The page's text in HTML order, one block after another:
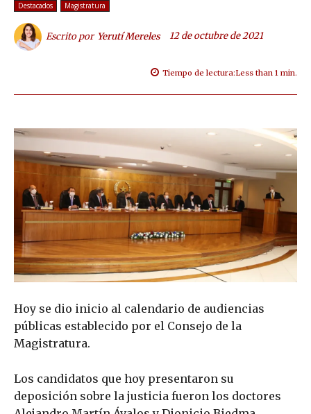
Destacados Magistratura
Escrito por Yerutí Mereles 12 de octubre de 2021
Tiempo de lectura:Less than 1 min.
Hoy se dio inicio al calendario de audiencias
públicas establecido por el Consejo de la
Magistratura.
Los candidatos que hoy presentaron su
deposición sobre la justicia fueron los doctores